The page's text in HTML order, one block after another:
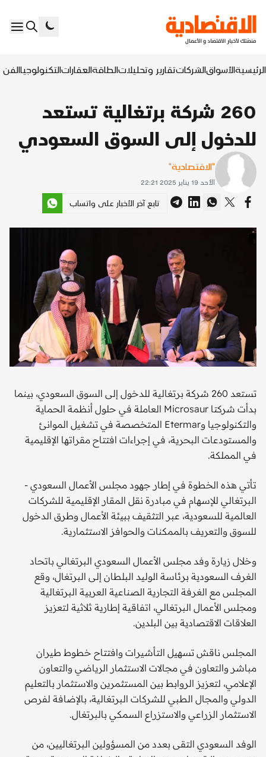
الرئيسيةالأسواقالشركاتتقارير وتحليلاتالطاقةالعقاراتالتكنولوجياالفن
260 شركة برتغالية تستعد
للدخول إلى السوق السعودي
"الاقتصادية"
الأحد 19 يناير 2025 22:21
تابع آخر الأخبار على واتساب
تستعد 260 شركة برتغالية للدخول إلى السوق السعودي، بينما
بدأت شركتا Microsaur العاملة في حلول أنظمة الحماية
والتكنولوجيا وEtermar المتخصصة في تشغيل الموانئ
والمستودعات البحرية، في إجراءات افتتاح مقراتها الإقليمية
في المملكة.
تأتي هذه الخطوة في إطار جهود مجلس الأعمال السعودي -
البرتغالي للإسهام في مبادرة نقل المقار الإقليمية للشركات
العالمية للسعودية، عبر التثقيف ببيئة الأعمال وطرق الدخول
للسوق والتعريف بالممكنات والحوافز الاستثمارية.
وخلال زيارة وفد مجلس الأعمال السعودي البرتغالي باتحاد
الغرف السعودية برئاسة الوليد البلطان إلى البرتغال، وقع
المجلس مع الغرفة التجارية الصناعية العربية البرتغالية
ومجلس الأعمال البرتغالي، اتفاقية إطارية ثلاثية لتعزيز
العلاقات الاقتصادية بين البلدين.
المجلس ناقش تسهيل التأشيرات وافتتاح خطوط طيران
مباشر والتعاون في مجالات الاستثمار الرياضي والتعاون
الإعلامي، لتعزيز الروابط بين المستثمرين والاستثمار بالتعليم
الدولي والمجال الطبي للشركات البرتغالية، بالإضافة لفرص
الاستثمار الزراعي والاستزراع السمكي بالبرتغال.
الوفد السعودي التقى بعدد من المسؤولين البرتغاليين، من